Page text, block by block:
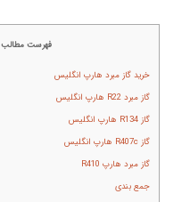
فهرست مطالب
خرید گاز مبرد هارپ انگلیس
گاز مبرد R22 هارپ انگلیس
گاز R134 هارپ انگلیس
گاز R407c هارپ انگلیس
گاز مبرد هارپ R410
جمع بندی